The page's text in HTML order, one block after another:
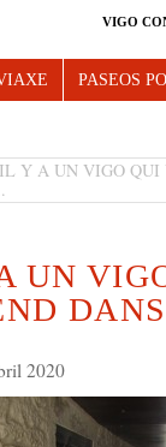
VIGO
PASEOS
Y A UN VIGO QUI
UN
2020